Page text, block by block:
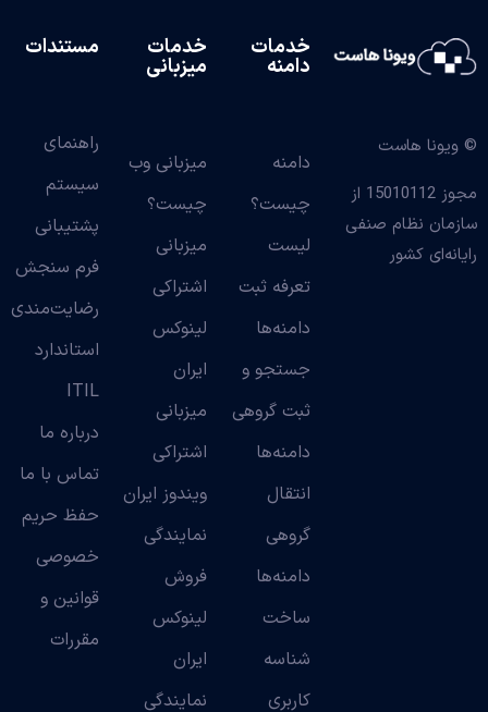
© ویونا هاست
مجوز 15010112 از
سازمان نظام صنفی
رایانه‌ای کشور
خدمات
دامنه
دامنه
چیست؟
لیست
تعرفه ثبت
دامنه‌ها
جستجو و
ثبت گروهی
دامنه‌ها
انتقال
گروهی
دامنه‌ها
ساخت
شناسه
کاربری
خدمات
میزبانی
میزبانی وب
چیست؟
میزبانی
اشتراکی
لینوکس
ایران
میزبانی
اشتراکی
ویندوز ایران
نمایندگی
فروش
لینوکس
ایران
نمایندگی
مستندات
راهنمای
سیستم
پشتیبانی
فرم سنجش
رضایت‌مندی
استاندارد
ITIL
درباره ما
تماس با ما
حفظ حریم
خصوصی
قوانین و
مقررات